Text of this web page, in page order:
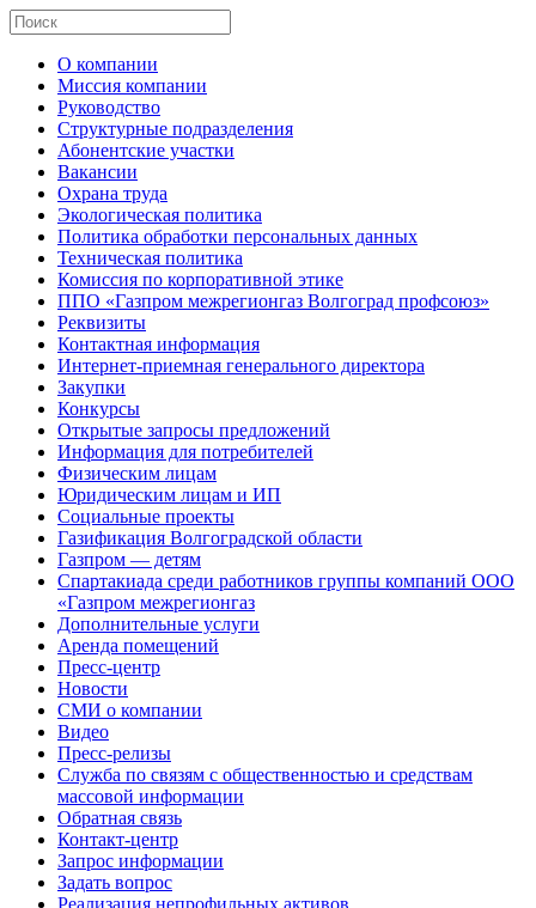
О компании
Миссия компании
Руководство
Структурные подразделения
Абонентские участки
Вакансии
Охрана труда
Экологическая политика
Политика обработки персональных данных
Техническая политика
Комиссия по корпоративной этике
ППО «Газпром межрегионгаз Волгоград профсоюз»
Реквизиты
Контактная информация
Интернет-приемная генерального директора
Закупки
Конкурсы
Открытые запросы предложений
Информация для потребителей
Физическим лицам
Юридическим лицам и ИП
Социальные проекты
Газификация Волгоградской области
Газпром — детям
Спартакиада среди работников группы компаний ООО
«Газпром межрегионгаз
Дополнительные услуги
Аренда помещений
Пресс-центр
Новости
СМИ о компании
Видео
Пресс-релизы
Служба по связям с общественностью и средствам
массовой информации
Обратная связь
Контакт-центр
Запрос информации
Задать вопрос
Реализация непрофильных активов